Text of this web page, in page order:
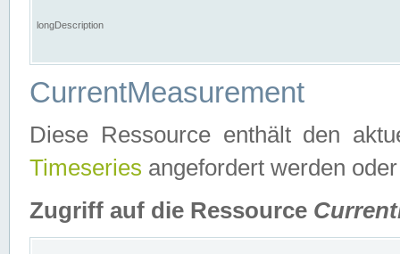
longDescription
CurrentMeasurement
Diese Ressource enthält den
Timeseries angefordert werden
Zugriff auf die Ressource